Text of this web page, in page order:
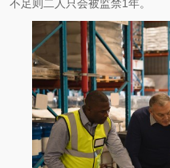
不足则二人只会被监禁1年。